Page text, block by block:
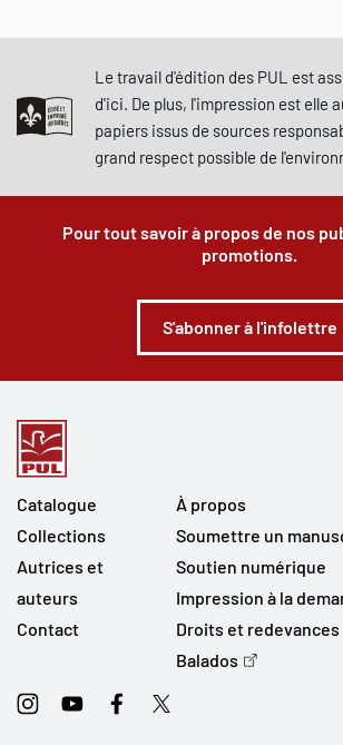
Le travail d'édition des PUL est
d'ici. De plus, l'impression est elle
papiers issus de sources
grand respect possible de
Pour tout savoir à propos de nos
promotions.
S'abonner à l'infolettre
Catalogue
Collections
Autrices et
auteurs
Contact
À propos
Soumettre un
Soutien numérique
Impression à la
Droits et redevances
Balados
InstagramYoutubeFacebookTwitter